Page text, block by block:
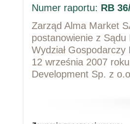
Numer raportu: RB
Zarząd Alma Market
postanowienie z
Wydział
12 września 2007
Development Sp. z